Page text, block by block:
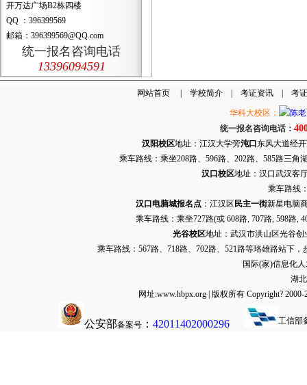
开万达广场B2栋四楼
QQ ：396399569
邮箱：396399569@QQ.com
统一报名咨询电话
13396094591
网站首页| 学校简介| 考证资讯| 考
华科大校区：
统一报名咨询电话：
汉阳校区地址：江汉大学旁沌口 东风大道经
乘车路线：乘坐208路、596路、202路、585路三
汉口校区地址：汉口武汉客
乘车路线
汉口电脑城报名点：江汉区 民主一街新星电脑
乘车路线：乘坐727路(或 608路, 707路, 598路,
光谷校区地址：武汉市洪山区光谷创
乘车路线：567路、718路、702路、521路等珞雄路站下
国际(家)信息化
湖
网址:www.hbpx.org | 版权所有 Copyright?
公安部备案号 ： 42011402000296 工信部